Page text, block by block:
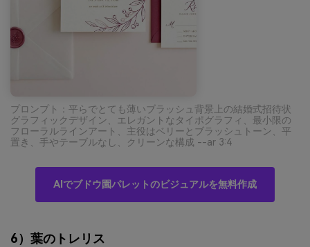
プロンプト：平らでとても薄いブラッシュ背景上の結婚式招待状
グラフィックデザイン、エレガントなタイポグラフィ、最小限の
フローラルラインアート、主役はベリーとブラッシュトーン、平
置き、手やテーブルなし、クリーンな構成 --ar 3:4
AIでブドウ園パレットのビジュアルを無料作成
6）葉のトレリス